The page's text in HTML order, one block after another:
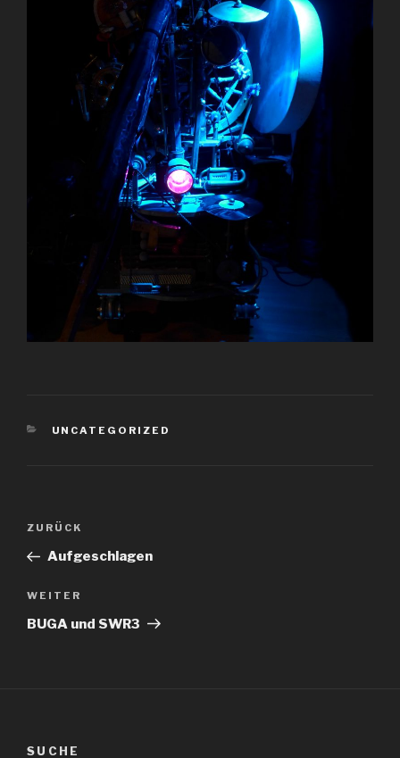
KATEGORIEN
UNCATEGORIZED
Beitragsnavigation
Vorheriger
Beitrag
ZURÜCK
Aufgeschlagen
Nächster
Beitrag
WEITER
BUGA und SWR3
SUCHE